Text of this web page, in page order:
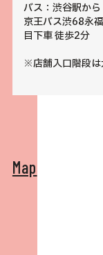
バス：渋谷駅から
京王バス渋68永
目下車 徒歩2分
※店舗入口階段
Map